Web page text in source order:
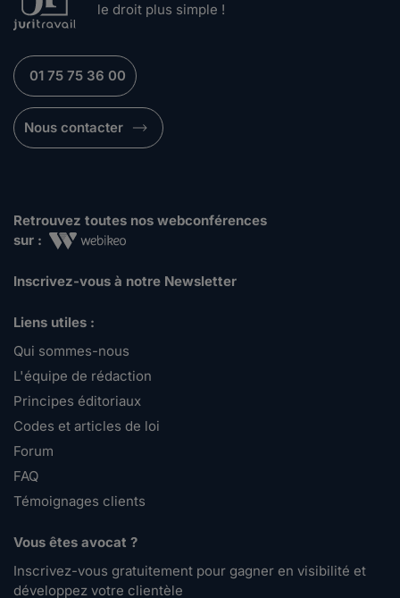
le droit plus simple !
01 75 75 36 00
Nous contacter
Retrouvez toutes nos webconférences
sur :
Inscrivez-vous à notre Newsletter
Liens utiles :
Qui sommes-nous
L'équipe de rédaction
Principes éditoriaux
Codes et articles de loi
Forum
FAQ
Témoignages clients
Vous êtes avocat ?
Inscrivez-vous gratuitement pour gagner en visibilité et
développez votre clientèle